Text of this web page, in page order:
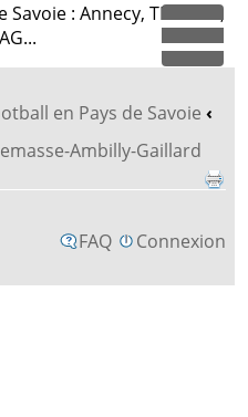
: Annecy, TEGG FC,
en Pays de Savoie ‹
Ambilly-Gaillard
FAQ Connexion